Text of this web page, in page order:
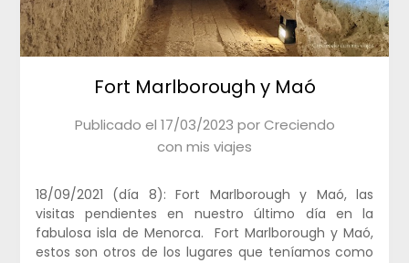
Fort Marlborough y Maó
Publicado el 17/03/2023 porCreciendo
con mis viajes
18/09/2021 (día 8): Fort Marlborough y Maó, las
visitas pendientes en nuestro último día en la
fabulosa isla de Menorca. Fort Marlborough y Maó,
estos son otros de los lugares que teníamos como